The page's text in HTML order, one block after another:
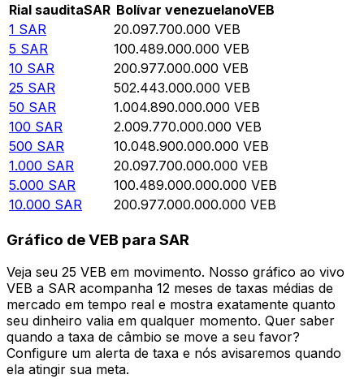
Rial sauditaSAR Bolívar venezuelanoVEB
1 SAR 20.097.700.000 VEB
5 SAR 100.489.000.000 VEB
10 SAR 200.977.000.000 VEB
25 SAR 502.443.000.000 VEB
50 SAR 1.004.890.000.000 VEB
100 SAR 2.009.770.000.000 VEB
500 SAR 10.048.900.000.000 VEB
1.000 SAR 20.097.700.000.000 VEB
5.000 SAR 100.489.000.000.000 VEB
10.000 SAR 200.977.000.000.000 VEB
Gráfico de VEB para SAR
Veja seu 25 VEB em movimento. Nosso gráfico ao vivo
VEB a SAR acompanha 12 meses de taxas médias de
mercado em tempo real e mostra exatamente quanto
seu dinheiro valia em qualquer momento. Quer saber
quando a taxa de câmbio se move a seu favor?
Configure um alerta de taxa e nós avisaremos quando
ela atingir sua meta.